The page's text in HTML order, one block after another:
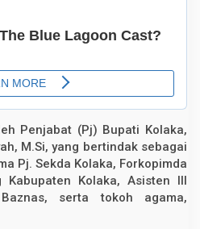
Penjabat (Pj) Bupati Kolaka,
M.Si, yang bertindak sebagai
Pj. Sekda Kolaka, Forkopimda
Kabupaten Kolaka, Asisten III
serta tokoh agama,